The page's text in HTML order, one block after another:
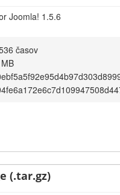
Joomla! 1.5.6
časov
(.tar.gz)